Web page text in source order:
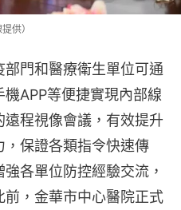
供）
門和醫療衛生單位可通
APP等便捷實現內部線
遠程視像會議，有效提升
保證各類指令快速傳
各單位防控經驗交流，
，金華市中心醫院正式